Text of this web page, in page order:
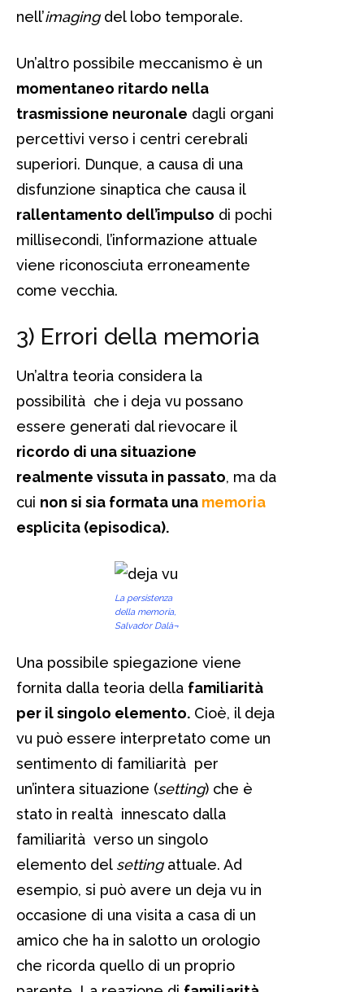
nell’imagingdel lobo temporale.
Un’altro possibile meccanismo è un
momentaneo ritardo nella
trasmissione neuronale dagli organi
percettivi verso i centri cerebrali
superiori. Dunque, a causa di una
disfunzione sinaptica che causa il
rallentamento dell’impulso di pochi
millisecondi, l’informazione attuale
viene riconosciuta erroneamente
come vecchia.
3) Errori della memoria
Un’altra teoria considera la
possibilità che i deja vu possano
essere generati dal rievocare il
ricordo di una situazione
realmente vissuta in passato, ma da
cui non si sia formata una memoria
esplicita (episodica).
La persistenza
della memoria,
Salvador Dalà¬
Una possibile spiegazione viene
fornita dalla teoria della familiarità
per il singolo elemento. Cioè, il deja
vu può essere interpretato come un
sentimento di familiarità per
un’intera situazione (setting) che è
stato in realtà innescato dalla
familiarità verso un singolo
elemento del settingattuale. Ad
esempio, si può avere un deja vu in
occasione di una visita a casa di un
amico che ha in salotto un orologio
che ricorda quello di un proprio